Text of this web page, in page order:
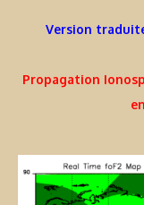
Version
Propagation